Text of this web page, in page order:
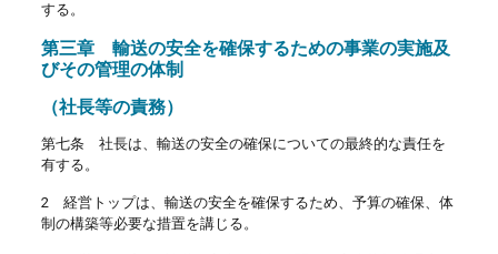
する。
第三章 輸送の安全を確保するための事業の実施及
びその管理の体制
（社長等の責務）
第七条 社長は、輸送の安全の確保についての最終的な責任を
有する。
2 経営トップは、輸送の安全を確保するため、予算の確保、体
制の構築等必要な措置を講じる。